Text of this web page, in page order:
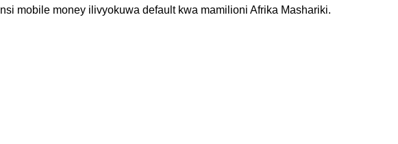
mobile money ilivyokuwa default kwa mamilioni Afrika Mashariki.